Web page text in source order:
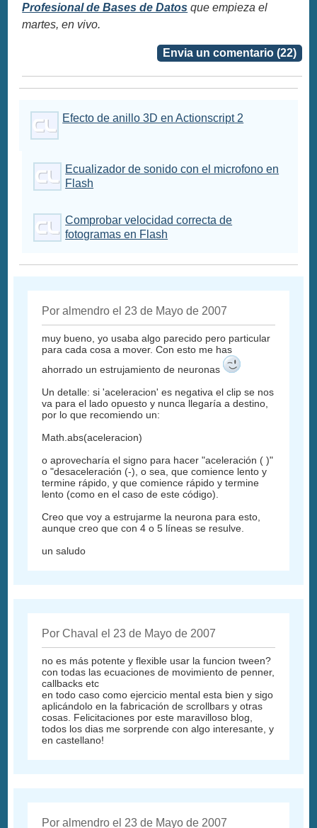
Profesional de Bases de Datos que empieza el
martes, en vivo.
Envia un comentario (22)
Efecto de anillo 3D en Actionscript 2
Ecualizador de sonido con el microfono en
Flash
Comprobar velocidad correcta de
fotogramas en Flash
Por almendro el 23 de Mayo de 2007
muy bueno, yo usaba algo parecido pero particular
para cada cosa a mover. Con esto me has
ahorrado un estrujamiento de neuronas
Un detalle: si 'aceleracion' es negativa el clip se nos
va para el lado opuesto y nunca llegaría a destino,
por lo que recomiendo un:
Math.abs(aceleracion)
o aprovecharía el signo para hacer "aceleración ( )"
o "desaceleración (-), o sea, que comience lento y
termine rápido, y que comience rápido y termine
lento (como en el caso de este código).
Creo que voy a estrujarme la neurona para esto,
aunque creo que con 4 o 5 líneas se resulve.
un saludo
Por Chaval el 23 de Mayo de 2007
no es más potente y flexible usar la funcion tween?
con todas las ecuaciones de movimiento de penner,
callbacks etc
en todo caso como ejercicio mental esta bien y sigo
aplicándolo en la fabricación de scrollbars y otras
cosas. Felicitaciones por este maravilloso blog,
todos los dias me sorprende con algo interesante, y
en castellano!
Por almendro el 23 de Mayo de 2007